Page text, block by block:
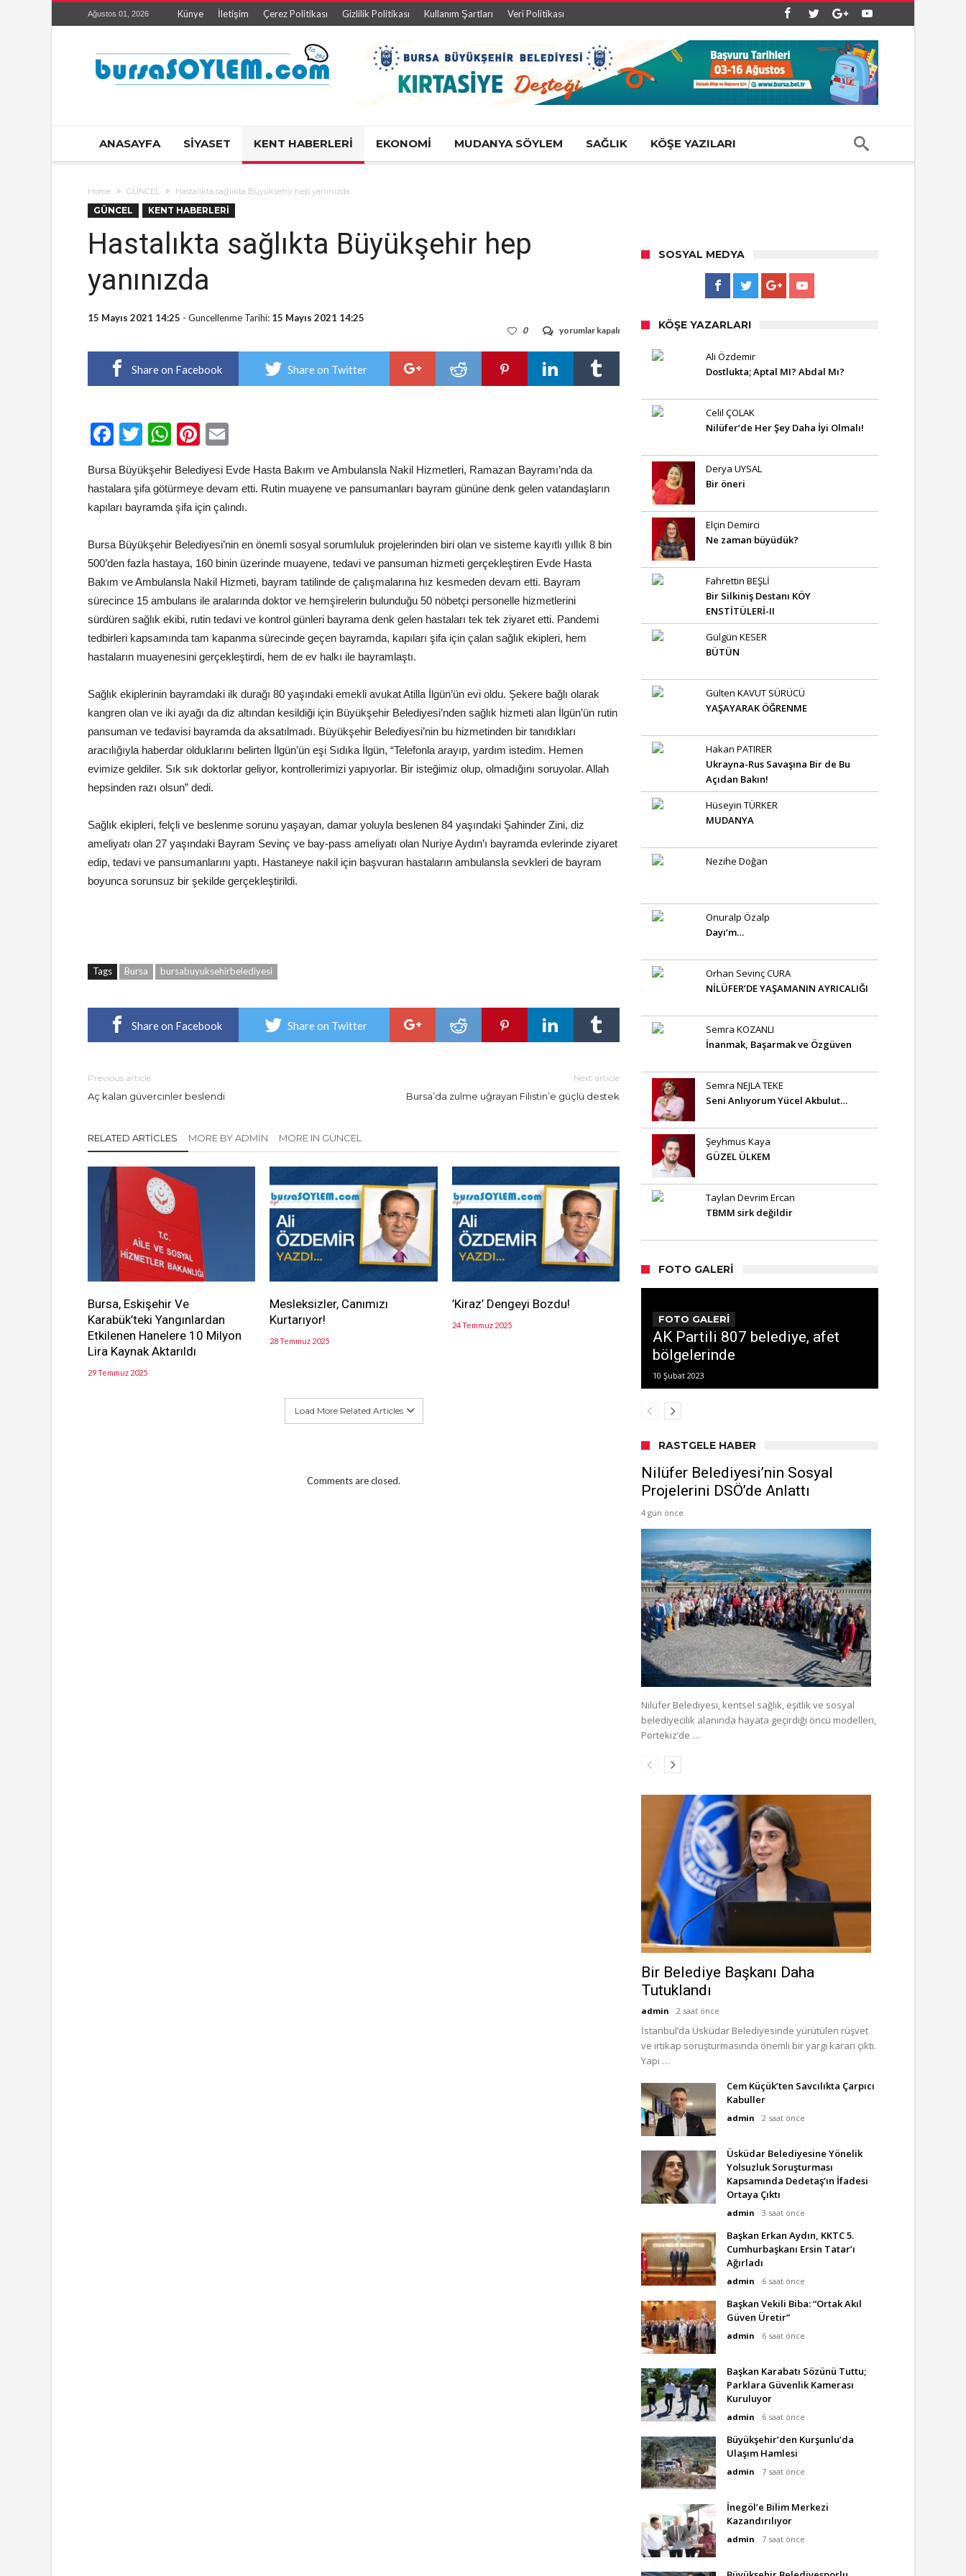
Ağustos 01, 2026 Künye İletişim Çerez Politikası Gizlilik Politikası Kullanım Şartları Veri Politikası
ANASAYFA SİYASET KENT HABERLERİ EKONOMİ MUDANYA SÖYLEM SAĞLIK KÖŞE YAZILARI
Home GÜNCEL Hastalıkta sağlıkta Büyükşehir hep yanınızda
GÜNCEL KENT HABERLERİ
Hastalıkta sağlıkta Büyükşehir hep
yanınızda
15 Mayıs 2021 14:25 - Guncellenme Tarihi: 15 Mayıs 2021 14:25
Hastalıkta
Büyükşehir
yanınızda
için
yorumlar kapalı
0
Share on Facebook Share on Twitter
Facebook
TwitterWhatsApp
Pinterest
Bursa Büyükşehir Belediyesi Evde Hasta Bakım ve Ambulansla Nakil Hizmetleri, Ramazan Bayramı’nda da
hastalara şifa götürmeye devam etti. Rutin muayene ve pansumanları bayram gününe denk gelen vatandaşların
kapıları bayramda şifa için çalındı.
Bursa Büyükşehir Belediyesi’nin en önemli sosyal sorumluluk projelerinden biri olan ve sisteme kayıtlı yıllık 8 bin
500’den fazla hastaya, 160 binin üzerinde muayene, tedavi ve pansuman hizmeti gerçekleştiren Evde Hasta
Bakım ve Ambulansla Nakil Hizmeti, bayram tatilinde de çalışmalarına hız kesmeden devam etti. Bayram
sürecince 15 ambulans ile aralarında doktor ve hemşirelerin bulunduğu 50 nöbetçi personelle hizmetlerini
sürdüren sağlık ekibi, rutin tedavi ve kontrol günleri bayrama denk gelen hastaları tek tek ziyaret etti. Pandemi
tedbirleri kapsamında tam kapanma sürecinde geçen bayramda, kapıları şifa için çalan sağlık ekipleri, hem
hastaların muayenesini gerçekleştirdi, hem de ev halkı ile bayramlaştı.
Sağlık ekiplerinin bayramdaki ilk durağı 80 yaşındaki emekli avukat Atilla İlgün’ün evi oldu. Şekere bağlı olarak
kangren olan ve iki ayağı da diz altından kesildiği için Büyükşehir Belediyesi’nden sağlık hizmeti alan İlgün’ün rutin
pansuman ve tedavisi bayramda da aksatılmadı. Büyükşehir Belediyesi’nin bu hizmetinden bir tanıdıkları
aracılığıyla haberdar olduklarını belirten İlgün’ün eşi Sıdıka İlgün, “Telefonla arayıp, yardım istedim. Hemen
evimize geldiler. Sık sık doktorlar geliyor, kontrollerimizi yapıyorlar. Bir isteğimiz olup, olmadığını soruyolar. Allah
hepsinden razı olsun” dedi.
Sağlık ekipleri, felçli ve beslenme sorunu yaşayan, damar yoluyla beslenen 84 yaşındaki Şahinder Zini, diz
ameliyatı olan 27 yaşındaki Bayram Sevinç ve bay-pass ameliyatı olan Nuriye Aydın’ı bayramda evlerinde ziyaret
edip, tedavi ve pansumanlarını yaptı. Hastaneye nakil için başvuran hastaların ambulansla sevkleri de bayram
boyunca sorunsuz bir şekilde gerçekleştirildi.
Tags Bursa bursabuyuksehirbelediyesi
Share on Facebook Share on Twitter
Previous article
Aç kalan güvercinler beslendi
Next article
Bursa’da zulme uğrayan Filistin’e güçlü destek
RELATED ARTICLES MORE BY ADMIN MORE IN GÜNCEL
Bursa, Eskişehir Ve
Karabük’teki Yangınlardan
Etkilenen Hanelere 10 Milyon
Lira Kaynak Aktarıldı
29 Temmuz 2025
Mesleksizler, Canımızı
Kurtarıyor!
28 Temmuz 2025
’Kiraz’ Dengeyi Bozdu!
24 Temmuz 2025
Load More Related Articles
Comments are closed.
SOSYAL MEDYA
KÖŞE YAZARLARI
Ali Özdemir
Dostlukta; Aptal MI? Abdal Mı?
Celil ÇOLAK
Nilüfer’de Her Şey Daha İyi Olmalı!
Derya UYSAL
Bir öneri
Elçin Demirci
Ne zaman büyüdük?
Fahrettin BEŞLİ
Bir Silkiniş Destanı KÖY
ENSTİTÜLERİ-II
Gülgün KESER
BÜTÜN
Gülten KAVUT SÜRÜCÜ
YAŞAYARAK ÖĞRENME
Hakan PATIRER
Ukrayna-Rus Savaşına Bir de Bu
Açıdan Bakın!
Hüseyin TÜRKER
MUDANYA
Nezihe Doğan
Onuralp Özalp
Dayı’m…
Orhan Sevinç CURA
NİLÜFER’DE YAŞAMANIN AYRICALIĞI
Semra KOZANLI
İnanmak, Başarmak ve Özgüven
Semra NEJLA TEKE
Seni Anlıyorum Yücel Akbulut…
Şeyhmus Kaya
GÜZEL ÜLKEM
Taylan Devrim Ercan
TBMM sirk değildir
FOTO GALERI
FOTO GALERİ
AK Partili 807 belediye, afet
bölgelerinde
10 Şubat 2023
RASTGELE HABER
Nilüfer Belediyesi’nin Sosyal
Projelerini DSÖ’de Anlattı
4 gün önce
Nilüfer Belediyesi, kentsel sağlık, eşitlik ve sosyal
belediyecilik alanında hayata geçirdiği öncü modelleri,
Portekiz’de …
Bir Belediye Başkanı Daha
Tutuklandı
admin 2 saat önce
İstanbul’da Üsküdar Belediyesinde yürütülen rüşvet
ve irtikap soruşturmasında önemli bir yargı kararı çıktı.
Yapı …
Cem Küçük’ten Savcılıkta Çarpıcı
Kabuller
admin 2 saat önce
Üsküdar Belediyesine Yönelik
Yolsuzluk Soruşturması
Kapsamında Dedetaş’ın İfadesi
Ortaya Çıktı
admin 3 saat önce
Başkan Erkan Aydın, KKTC 5.
Cumhurbaşkanı Ersin Tatar’ı
Ağırladı
admin 6 saat önce
Başkan Vekili Biba: “Ortak Akıl
Güven Üretir”
admin 6 saat önce
Başkan Karabatı Sözünü Tuttu;
Parklara Güvenlik Kamerası
Kuruluyor
admin 6 saat önce
Büyükşehir’den Kurşunlu’da
Ulaşım Hamlesi
admin 7 saat önce
İnegöl’e Bilim Merkezi
Kazandırılıyor
admin 7 saat önce